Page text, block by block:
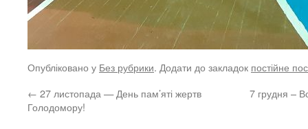
Опубліковано у Без рубрики. Додати до закладок постійне
← 27 листопада — День пам’яті жертв
Голодомору!
7 грудня –